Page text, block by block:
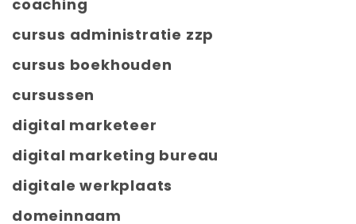
coaching
cursus administratie zzp
cursus boekhouden
cursussen
digital marketeer
digital marketing bureau
digitale werkplaats
domeinnaam